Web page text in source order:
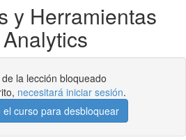
y Herramientas
la lección bloqueado
necesitará iniciar sesión.
el curso para desbloquear